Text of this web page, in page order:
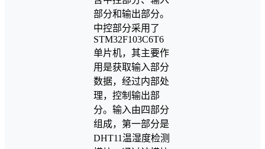
部分和输出部分。
中控部分采用了
STM32F103C6T6
单片机，其主要作
用是获取输入部分
数据，经过内部处
理，控制输出部
分。输入由四部分
组成，第一部分是
DHT11温湿度检测